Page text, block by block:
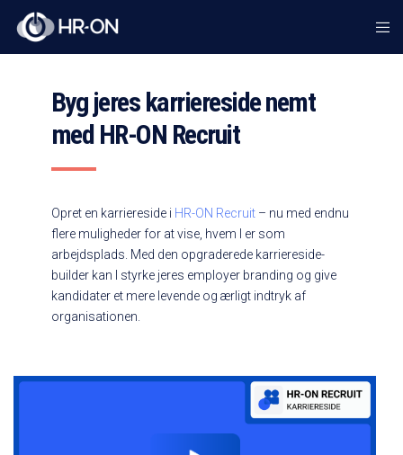
Byg jeres karriereside nemt
med HR-ON Recruit
Opret en karriereside i HR-ON Recruit– nu med endnu
flere muligheder for at vise, hvem I er som
arbejdsplads. Med den opgraderede karriereside-
builder kan I styrke jeres employer branding og give
kandidater et mere levende og ærligt indtryk af
organisationen.